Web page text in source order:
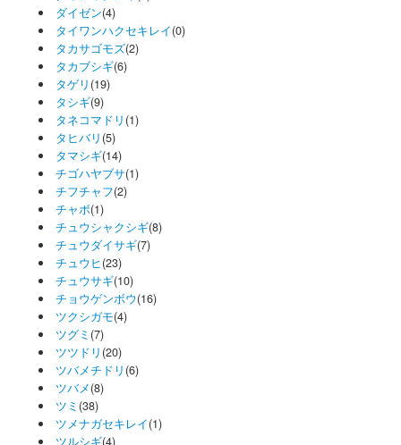
ダイゼン(4)
タイワンハクセキレイ(0)
タカサゴモズ(2)
タカブシギ(6)
タゲリ (19)
タシギ(9)
タネコマドリ (1)
タヒバリ (5)
タマシギ(14)
チゴハヤブサ(1)
チフチャフ(2)
チャボ(1)
チュウシャクシギ(8)
チュウダイサギ(7)
チュウヒ(23)
チュウサギ(10)
チョウゲンボウ(16)
ツクシガモ(4)
ツグミ (7)
ツツドリ (20)
ツバメチドリ (6)
ツバメ(8)
ツミ (38)
ツメナガセキレイ(1)
ツルシギ(4)